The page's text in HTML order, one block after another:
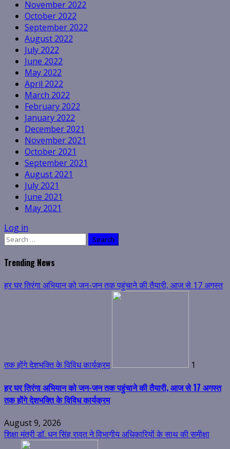
November 2022
October 2022
September 2022
August 2022
July 2022
June 2022
May 2022
April 2022
March 2022
February 2022
January 2022
December 2021
November 2021
October 2021
September 2021
August 2021
July 2021
June 2021
May 2021
Log in
Search
for:
Trending News
हर घर तिरंगा अभियान को जन-जन तक पहुंचाने की तैयारी, आज से 17 अगस्त
तक होंगे देशभक्ति के विविध कार्यक्रम 1
हर घर तिरंगा अभियान को जन-जन तक पहुंचाने की तैयारी, आज से 17 अगस्त
तक होंगे देशभक्ति के विविध कार्यक्रम
August 9, 2026
शिक्षा मंत्री डॉ. धन सिंह रावत ने विभागीय अधिकारियों के साथ की समीक्षा